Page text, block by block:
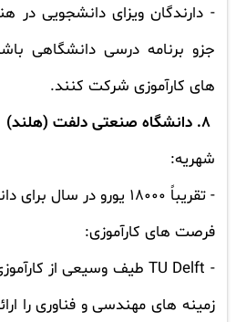
- دارندگان ویزای دانشجویی
جزو برنامه درسی دانشگاهی
های کارآموزی شرکت کنند.
8. دانشگاه صنعتی دلفت (هلند)
شهریه:
- تقریباً 18000 یورو در سال برای دانشجویان بین المللی.
فرصت های کارآموزی:
-
TU Delft طیف وسیعی از
زمینه های مهندسی و فناوری را